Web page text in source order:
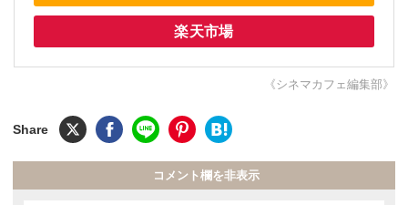
楽天市場
《シネマカフェ編集部》
コメント欄を非表示